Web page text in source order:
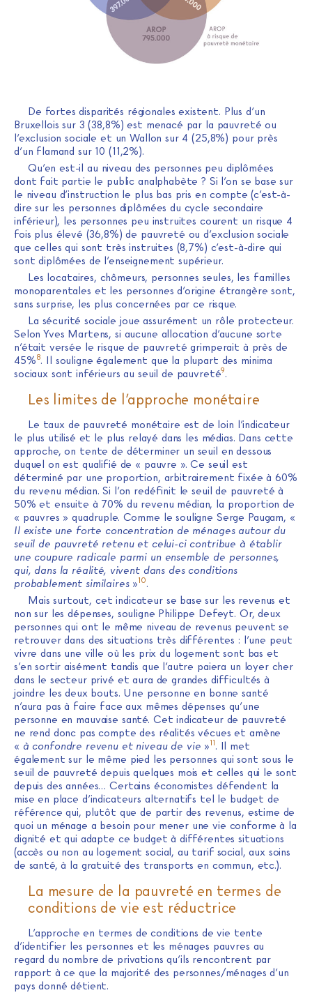
De fortes disparités régionales existent. Plus d’un
Bruxellois sur 3 (38,8%) est menacé par la pauvreté ou
l’exclusion sociale et un Wallon sur 4 (25,8%) pour près
d’un flamand sur 10 (11,2%).
Qu’en est-il au niveau des personnes peu diplômées
dont fait partie le public analphabète ? Si l’on se base sur
le niveau d’instruction le plus bas pris en compte (c’est-à-
dire sur les personnes diplômées du cycle secondaire
inférieur), les personnes peu instruites courent un risque 4
fois plus élevé (36,8%) de pauvreté ou d’exclusion sociale
que celles qui sont très instruites (8,7%) c’est-à-dire qui
sont diplômées de l’enseignement supérieur.
Les locataires, chômeurs, personnes seules, les familles
monoparentales et les personnes d’origine étrangère sont,
sans surprise, les plus concernées par ce risque.
La sécurité sociale joue assurément un rôle protecteur.
Selon Yves Martens, si aucune allocation d’aucune sorte
n’était versée le risque de pauvreté grimperait à près de
45%8. Il souligne également que la plupart des minima
sociaux sont inférieurs au seuil de pauvreté9.
Les limites de l’approche monétaire
Le taux de pauvreté monétaire est de loin l’indicateur
le plus utilisé et le plus relayé dans les médias. Dans cette
approche, on tente de déterminer un seuil en dessous
duquel on est qualifié de « pauvre ». Ce seuil est
déterminé par une proportion, arbitrairement fixée à 60%
du revenu médian. Si l’on redéfinit le seuil de pauvreté à
50% et ensuite à 70% du revenu médian, la proportion de
« pauvres » quadruple. Comme le souligne Serge Paugam, «
Il existe une forte concentration de ménages autour du
seuil de pauvreté retenu et celui-ci contribue à établir
une coupure radicale parmi un ensemble de personnes,
qui, dans la réalité, vivent dans des conditions
probablement similaires»10.
Mais surtout, cet indicateur se base sur les revenus et
non sur les dépenses, souligne Philippe Defeyt. Or, deux
personnes qui ont le même niveau de revenus peuvent se
retrouver dans des situations très différentes : l’une peut
vivre dans une ville où les prix du logement sont bas et
s’en sortir aisément tandis que l’autre paiera un loyer cher
dans le secteur privé et aura de grandes difficultés à
joindre les deux bouts. Une personne en bonne santé
n’aura pas à faire face aux mêmes dépenses qu’une
personne en mauvaise santé. Cet indicateur de pauvreté
ne rend donc pas compte des réalités vécues et amène
« à confondre revenu et niveau de vie »11. Il met
également sur le même pied les personnes qui sont sous le
seuil de pauvreté depuis quelques mois et celles qui le sont
depuis des années… Certains économistes défendent la
mise en place d’indicateurs alternatifs tel le budget de
référence qui, plutôt que de partir des revenus, estime de
quoi un ménage a besoin pour mener une vie conforme à la
dignité et qui adapte ce budget à différentes situations
(accès ou non au logement social, au tarif social, aux soins
de santé, à la gratuité des transports en commun, etc.).
La mesure de la pauvreté en termes de
conditions de vie est réductrice
L’approche en termes de conditions de vie tente
d’identifier les personnes et les ménages pauvres au
regard du nombre de privations qu’ils rencontrent par
rapport à ce que la majorité des personnes/ménages d’un
pays donné détient.